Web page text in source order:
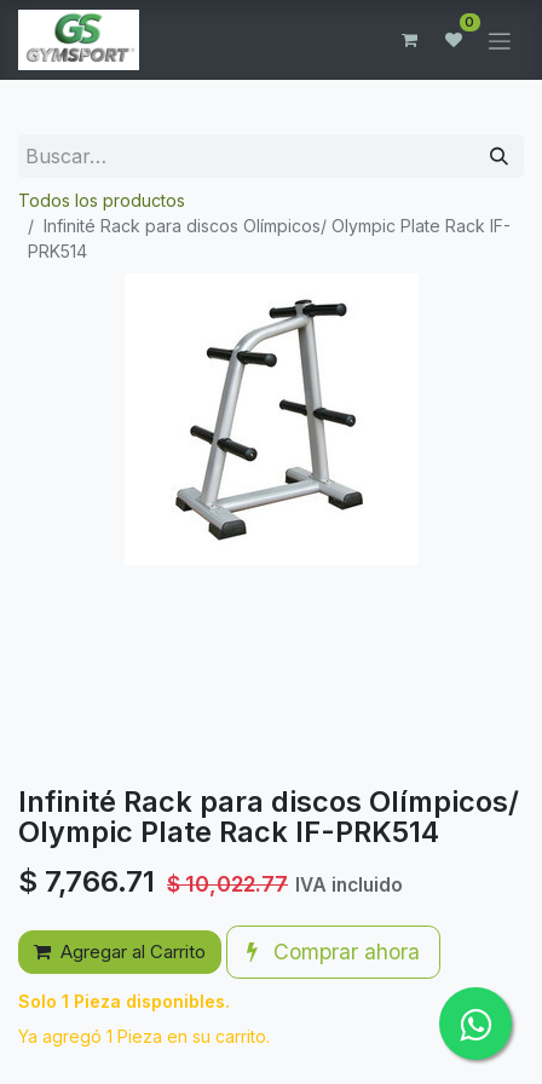
0
Todos los productos
Infinité Rack para discos Olímpicos/ Olympic Plate Rack IF-
PRK514
Infinité Rack para discos Olímpicos/
Olympic Plate Rack IF-PRK514
$ 7,766.71 $10,022.77 IVA incluido
Agregar al Carrito Comprar ahora
Solo 1 Pieza disponibles.
Ya agregó 1 Pieza en su carrito.